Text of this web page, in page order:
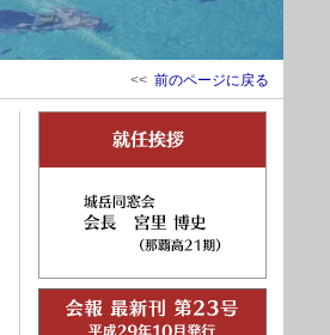
<< 前のページに戻る